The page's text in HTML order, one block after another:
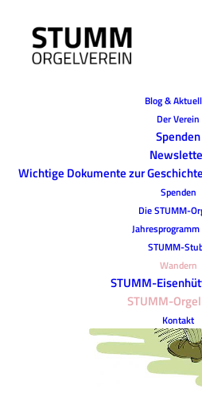
Blog &
Der Verein
Spenden
Wichtige Dokumente zur
Spenden
Die STUMM-
STUMM-
Wandern
STUMM-
STUMM-
Kontakt